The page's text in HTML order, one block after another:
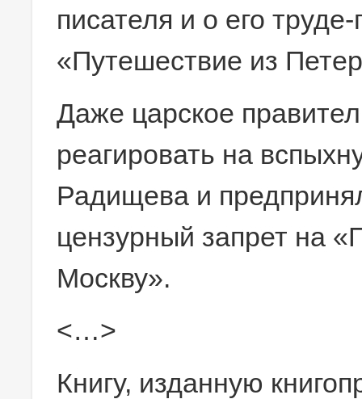
писателя и о его
«Путешествие из
Даже царское
реагировать на
Радищева и
цензурный запрет на
Москву».
<…>
Книгу, изданную